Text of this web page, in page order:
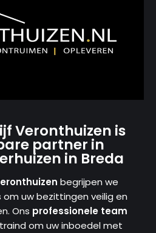
Veronthuizen is
partner in
in Breda
begrijpen we
om uw bezittingen veilig en
Ons professionele team
om uw inboedel met